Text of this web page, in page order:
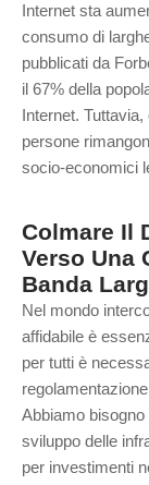
Internet sta
consumo di
pubblicati da
il 67% della
Internet.
persone
socio-economici
Colmare Il
Verso Una
Banda
Nel mondo
affidabile è
per tutti è
regolamentazione
Abbiamo
sviluppo delle
per investimenti